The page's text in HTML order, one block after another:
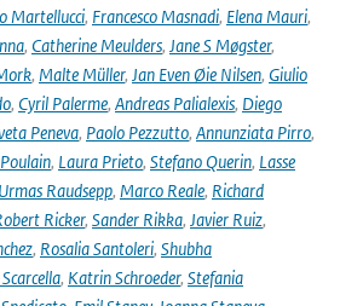
Martellucci, Francesco Masnadi, Elena Mauri,
, Catherine Meulders, Jane S Møgster,
, Malte Müller, Jan Even Øie Nilsen, Giulio
, Cyril Palerme, Andreas Palialexis, Diego
Peneva, Paolo Pezzutto, Annunziata Pirro,
, Laura Prieto, Stefano Querin, Lasse
Urmas Raudsepp, Marco Reale, Richard
Ricker, Sander Rikka, Javier Ruiz,
, Rosalia Santoleri, Shubha
, Katrin Schroeder, Stefania